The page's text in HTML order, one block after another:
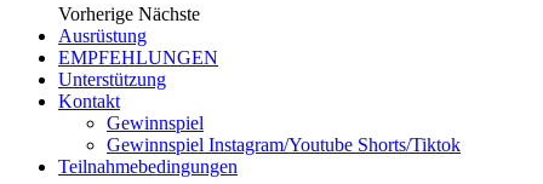
Vorherige Nächste
Ausrüstung
EMPFEHLUNGEN
Unterstützung
Kontakt
Gewinnspiel
Gewinnspiel Instagram/Youtube Shorts/Tiktok
Teilnahmebedingungen